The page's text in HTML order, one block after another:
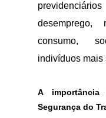
consumo,
indivíduos mais
A
Segurança do